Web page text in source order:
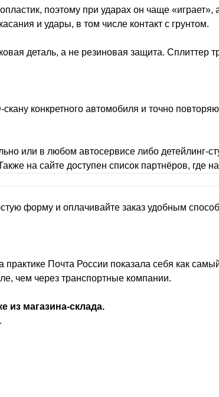
поэтому при ударах он чаще
и удары, в том числе контакт с грунтом.
деталь, а не резиновая защита. Сплиттер
конкретного автомобиля и точно
или в любом автосервисе либо детейлинг-
на сайте доступен список партнёров, где
форму и оплачивайте заказ удобным
практике Почта России показала себя как
чем через транспортные компании.
из магазина-склада.